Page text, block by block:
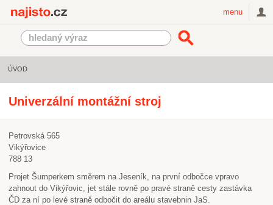
menu
ÚVOD
Univerzální montážní stroj
Petrovská 565
Vikýřovice
788 13
Projet Šumperkem směrem na Jeseník, na první odbočce vpravo
zahnout do Vikýřovic, jet stále rovně po pravé straně cesty zastávka
ČD za ní po levé straně odbočit do areálu stavebnin JaS.